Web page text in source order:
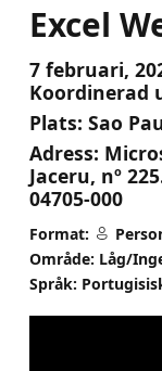
Excel
7 februari,
Koordinerad
Plats: Sao
Adress:
Jaceru, nº
04705-000
Format:
Område: Låg/
Språk: